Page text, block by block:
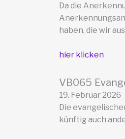
Da die
haben, die wir
hier klicken
VB065
19. Februar 2026
Die
künftig auch